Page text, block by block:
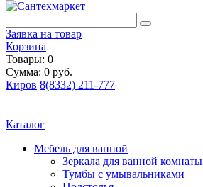
Заявка на товар
Корзина
Товары: 0
Сумма: 0 руб.
Киров 8(8332) 211-777
Каталог
Мебель для ванной
Зеркала для ванной комнаты
Тумбы с умывальниками